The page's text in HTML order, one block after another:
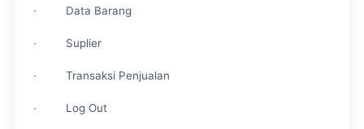
· Data Barang
· Suplier
· Transaksi Penjualan
· Log Out